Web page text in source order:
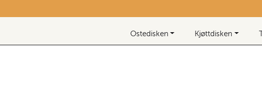
Ostedisken Kjøttdisken